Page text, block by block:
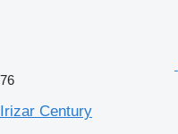
76
Irizar Century